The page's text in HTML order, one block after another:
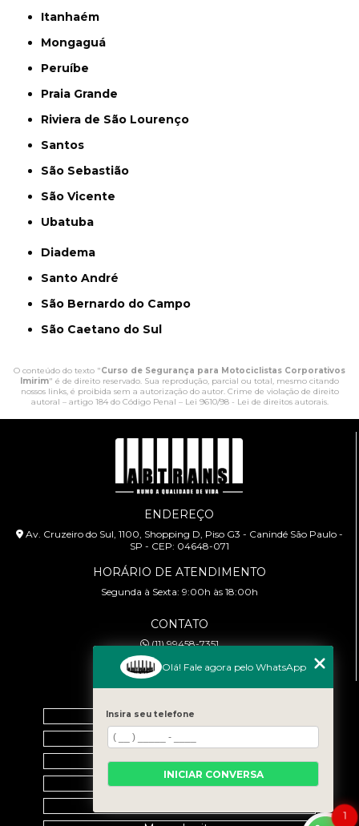
Itanhaém
Mongaguá
Peruíbe
Praia Grande
Riviera de São Lourenço
Santos
São Sebastião
São Vicente
Ubatuba
Diadema
Santo André
São Bernardo do Campo
São Caetano do Sul
O conteúdo do texto "Curso de Segurança para Motociclistas Corporativos
Imirim" é de direito reservado. Sua reprodução, parcial ou total, mesmo citando
nossos links, é proibida sem a autorização do autor. Crime de violação de direito
autoral – artigo 184 do Código Penal – Lei 9610/98 - Lei de direitos autorais.
ENDEREÇO
Av. Cruzeiro do Sul, 1100, Shopping D, Piso G3 - Canindé São Paulo -
SP - CEP: 04648-071
HORÁRIO DE ATENDIMENTO
Segunda à Sexta: 9:00h às 18:00h
CONTATO
(11) 99458-7351
cursoabtrans@gmail.com
Home
Empresa
Galeria
Contato
1
Olá! Fale agora pelo WhatsApp
Insira seu telefone
INICIAR CONVERSA